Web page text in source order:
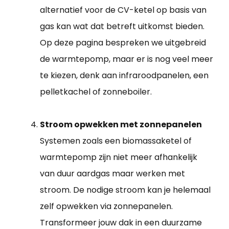
alternatief voor de CV-ketel op basis van
gas kan wat dat betreft uitkomst bieden.
Op deze pagina bespreken we uitgebreid
de warmtepomp, maar er is nog veel meer
te kiezen, denk aan infraroodpanelen, een
pelletkachel of zonneboiler.
Stroom opwekken met zonnepanelen
Systemen zoals een biomassaketel of
warmtepomp zijn niet meer afhankelijk
van duur aardgas maar werken met
stroom. De nodige stroom kan je helemaal
zelf opwekken via zonnepanelen.
Transformeer jouw dak in een duurzame